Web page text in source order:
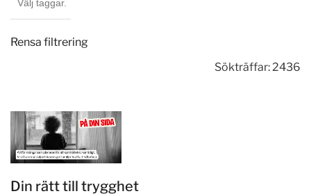
Rensa filtrering
Sökträffar: 2436
Din rätt till trygghet